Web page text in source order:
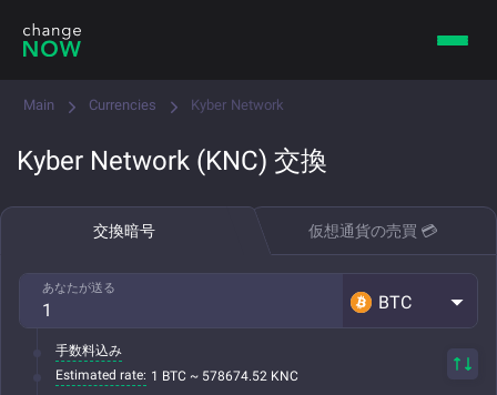
Main Currencies Kyber Network
Kyber Network (KNC) 交換
交換暗号 仮想通貨の売買 💳
あなたが送る
BTC
手数料込み
Estimated rate: 1 BTC ~ 578674.52 KNC